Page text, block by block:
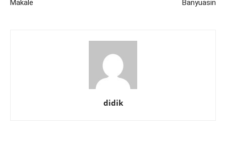
Makale
Banyuasin
didik